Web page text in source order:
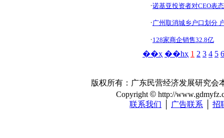
·诺基亚投资者对CEO表
·广州取消城乡户口划分
·128家商企销售32.8亿
��ҳ ��һҳ 1 2 3 4 5 6
版权所有：广东民营经济发展研究会
Copyright ©http://
联系我们
广告联系 招